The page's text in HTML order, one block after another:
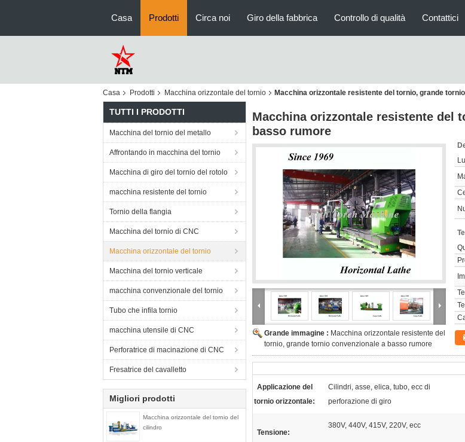
Casa Prodotti Circa noi Giro della fabbrica Controllo di qualità Contattici
Casa Prodotti Macchina orizzontale del tornio Macchina orizzontale resistente del tornio, grande
TUTTI I PRODOTTI
Macchina del tornio del metallo
Affrontando in macchina del tornio
Macchina di giro del tornio del rotolo
macchina resistente del tornio
Tornio della flangia
Macchina del tornio di CNC
Macchina orizzontale del tornio
Macchina del tornio verticale
macchina convenzionale del tornio
Tubo che infila tornio
macchina utensile di CNC
Perforatrice di macinazione di CNC
Fresatrice del cavalletto
Migliori prodotti
Macchina orizzontale del tornio del
cilindro
Macchina orizzontale resistente del
basso rumore
Grande immagine : Macchina orizzontale resistente del
tornio, grande tornio convenzionale a basso rumore
Applicazione del
tornio orizzontale:
Cilindri, asse, elica, tubo, ecc di
perforazione di giro
Tensione:
380V, 440V, 415V, 220V, ecc